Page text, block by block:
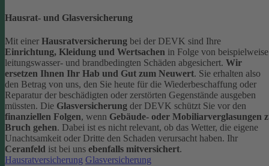
Hausrat- und Glasversicherung
Mit einer Hausratversicherung bei der DEVK sind Ihre
Einrichtung, Kleidung und Wertsachen in Folge von beispielweise
leitungswasser- und brandbedingten Schäden abgesichert. Wir
ersetzen Ihnen Ihr Hab und Gut zum Neuwert. Sie erhalten also
den Betrag von uns, den Sie heute für die Wiederbeschaffung oder
Reparatur der beschädigten oder zerstörten Gegenstände ausgeben
müssten. Die Glasversicherung der DEVK schützt Sie vor den
finanziellen Folgen, wenn Gebäude- oder Mobiliarverglasungen
Bruch gehen. Dabei ist es nicht relevant, ob das Wetter, die eigene
Unachtsamkeit oder Dritte den Schaden verursacht haben. Ihr
Ceranfeld ist bei uns ebenfalls mitversichert.
Hausratversicherung Glasversicherung